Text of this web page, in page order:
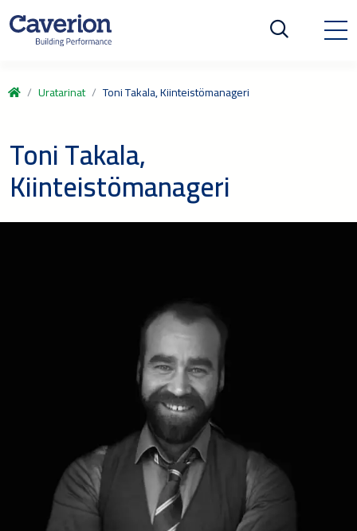
Uratarinat Toni Takala, Kiinteistömanageri
Toni Takala,
Kiinteistömanageri